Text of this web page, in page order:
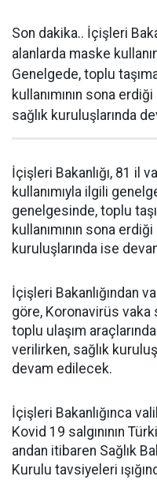
Son dakika.. İçişleri
alanlarda maske
Genelgede, toplu
kullanımının sona
sağlık kuruluşlarında
İçişleri Bakanlığı, 81 il
kullanımıyla ilgili
genelgesinde, toplu
kullanımının sona
kuruluşlarında ise
İçişleri Bakanlığından
göre, Koronavirüs vaka
toplu ulaşım
verilirken, sağlık
devam edilecek.
İçişleri Bakanlığınca
Kovid 19 salgınının
andan itibaren Sağlık
Kurulu tavsiyeleri